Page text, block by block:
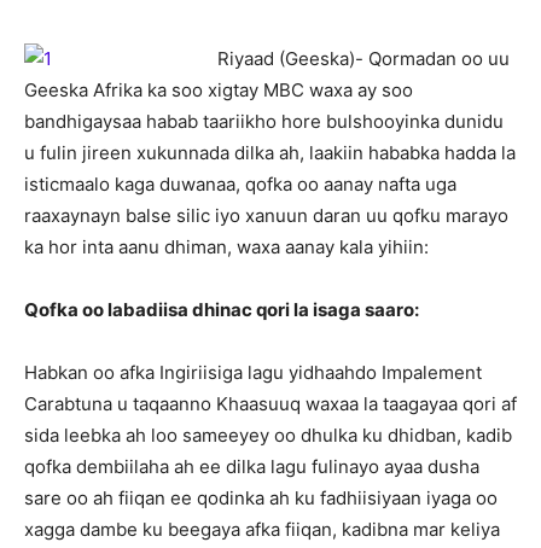
Riyaad (Geeska)- Qormadan oo uu
Geeska Afrika ka soo xigtay MBC waxa ay soo
bandhigaysaa habab taariikho hore bulshooyinka dunidu
u fulin jireen xukunnada dilka ah, laakiin hababka hadda la
isticmaalo kaga duwanaa, qofka oo aanay nafta uga
raaxaynayn balse silic iyo xanuun daran uu qofku marayo
ka hor inta aanu dhiman, waxa aanay kala yihiin:
Qofka oo labadiisa dhinac qori la isaga saaro:
Habkan oo afka Ingiriisiga lagu yidhaahdo Impalement
Carabtuna u taqaanno Khaasuuq waxaa la taagayaa qori af
sida leebka ah loo sameeyey oo dhulka ku dhidban, kadib
qofka dembiilaha ah ee dilka lagu fulinayo ayaa dusha
sare oo ah fiiqan ee qodinka ah ku fadhiisiyaan iyaga oo
xagga dambe ku beegaya afka fiiqan, kadibna mar keliya